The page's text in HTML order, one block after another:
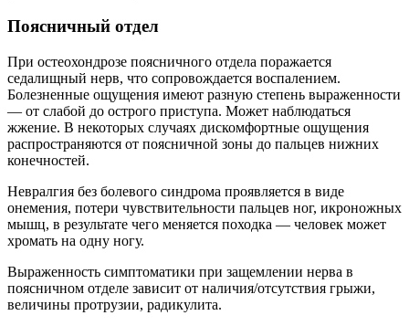
Поясничный отдел
При остеохондрозе поясничного отдела поражается
седалищный нерв, что сопровождается воспалением.
Болезненные ощущения имеют разную степень выраженности
— от слабой до острого приступа. Может наблюдаться
жжение. В некоторых случаях дискомфортные ощущения
распространяются от поясничной зоны до пальцев нижних
конечностей.
Невралгия без болевого синдрома проявляется в виде
онемения, потери чувствительности пальцев ног, икроножных
мышц, в результате чего меняется походка — человек может
хромать на одну ногу.
Выраженность симптоматики при защемлении нерва в
поясничном отделе зависит от наличия/отсутствия грыжи,
величины протрузии, радикулита.